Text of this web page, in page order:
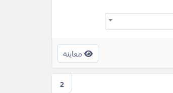
معاينة
2